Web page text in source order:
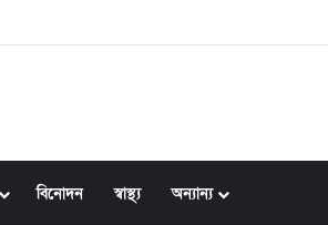
বিনোদন স্বাস্থ্য অন্যান্য